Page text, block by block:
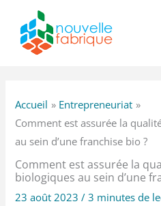
contenu
Accueil
Entrepreneuriat
Comment est assurée la
au sein d’une franchise bio ?
Comment est assurée la
biologiques au sein d’une
23 août 2023/3 minutes de